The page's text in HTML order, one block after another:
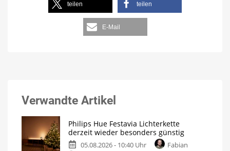
teilen teilen
E-Mail
Verwandte Artikel
Philips Hue Festavia Lichterkette
derzeit wieder besonders günstig
05.08.2026 - 10:40 Uhr
Fabian